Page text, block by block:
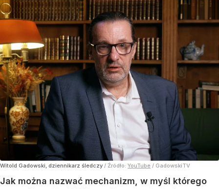
Witold Gadowski, dziennikarz śledczy / Źródło: YouTube / GadowskiTV
Jak można nazwać mechanizm, w myśl którego